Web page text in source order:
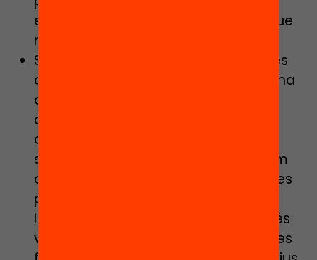
engrescadores a partir dels llibres que
mobilitzin vivències integradores.
Sortir de les nostres fronteres físiques
cap a l’espai exterior perquè, com s’ha
dit anteriorment, la nostra acció és
d’entorn i la nostra biblioteca és la
ciutat, barri o poble al qual donem
servei. Per tant, ens caldrà veure com
organitzar petits o mitjans muntatges
per descentralitzar-nos i fer foment
lector allà on es trobin els infants més
vulnerables. A prop d’ells i de les seves